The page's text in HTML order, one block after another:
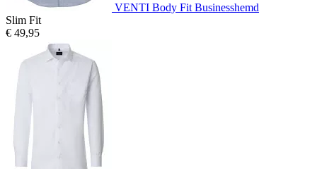
VENTI Body Fit Businesshemd
Slim Fit
€ 49,95